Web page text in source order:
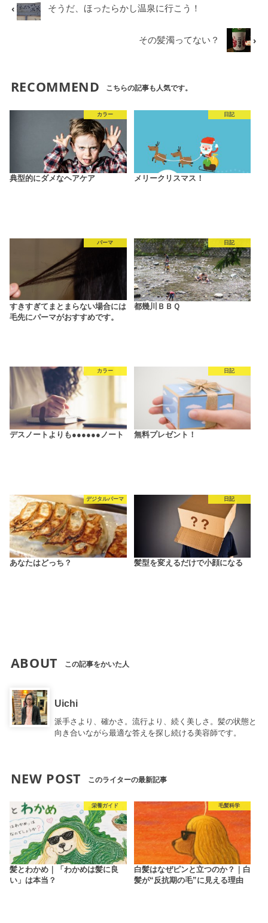
そうだ、ほったらかし温泉に行こう！
その髪濁ってない？
RECOMMEND こちらの記事も人気です。
カラー
典型的にダメなヘアケア
日記
メリークリスマス！
パーマ
すきすぎてまとまらない場合には
毛先にパーマがおすすめです。
日記
都幾川ＢＢＱ
カラー
デスノートよりも●●●●●●ノート
日記
無料プレゼント！
デジタルパーマ
あなたはどっち？
日記
髪型を変えるだけで小顔になる
ABOUT この記事をかいた人
Uichi
派手さより、確かさ。流行より、続く美しさ。髪の状態と
向き合いながら最適な答えを探し続ける美容師です。
NEW POST このライターの最新記事
栄養ガイド
髪とわかめ｜「わかめは髪に良
い」は本当？
毛髪科学
白髪はなぜピンと立つのか？｜白
髪が“反抗期の毛”に見える理由